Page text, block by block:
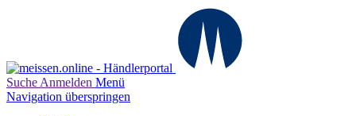
Suche Anmelden Menü
Navigation überspringen